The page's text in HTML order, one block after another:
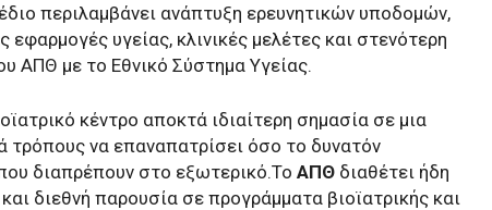
περιλαμβάνει ανάπτυξη ερευνητικών υποδομών,
εφαρμογές υγείας, κλινικές μελέτες και στενότερη
ΑΠΘ με το Εθνικό Σύστημα Υγείας.
κέντρο αποκτά ιδιαίτερη σημασία σε μια
τρόπους να επαναπατρίσει όσο το δυνατόν
διαπρέπουν στο εξωτερικό.Το ΑΠΘ διαθέτει ήδη
διεθνή παρουσία σε προγράμματα βιοϊατρικής και